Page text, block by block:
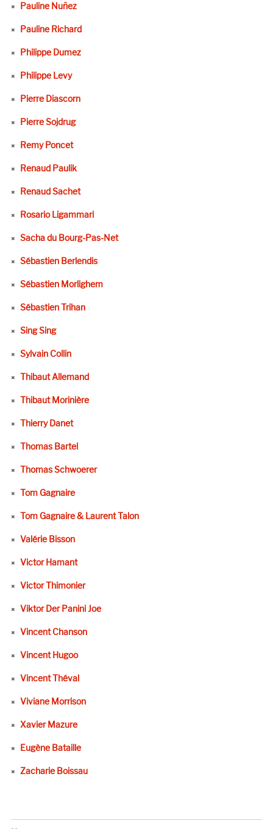
Pauline Nuñez
Pauline Richard
Philippe Dumez
Philippe Levy
Pierre Diascorn
Pierre Sojdrug
Remy Poncet
Renaud Paulik
Renaud Sachet
Rosario Ligammari
Sacha du Bourg-Pas-Net
Sébastien Berlendis
Sébastien Morlighem
Sébastien Trihan
Sing Sing
Sylvain Collin
Thibaut Allemand
Thibaut Morinière
Thierry Danet
Thomas Bartel
Thomas Schwoerer
Tom Gagnaire
Tom Gagnaire & Laurent Talon
Valérie Bisson
Victor Hamant
Victor Thimonier
Viktor Der Panini Joe
Vincent Chanson
Vincent Hugoo
Vincent Théval
Viviane Morrison
Xavier Mazure
Eugène Bataille
Zacharie Boissau